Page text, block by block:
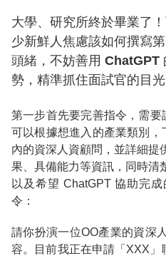
大學、研究所終於畢業了
少新鮮人焦慮該如何撰寫
頭緒，不妨善用 ChatGPT
勢，精準抓住面試官的目光
第一步首先要完善指令，需要
可以根據想進入的產業類別
內的資深人資顧問，並詳細提
果、具備能力等資訊，同時清
以及希望 ChatGPT 協助完
令：
請你扮演一位OO產業的資深
容。目前我正在申請「XXX」